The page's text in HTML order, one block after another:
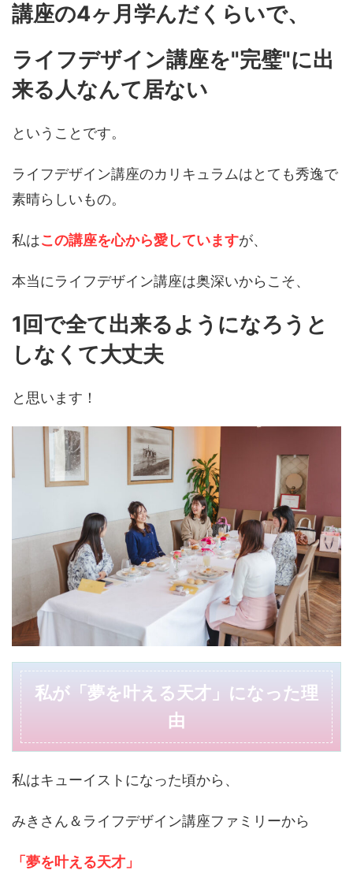
講座の4ヶ月学んだくらいで、
ライフデザイン講座を"完璧"に出
来る人なんて居ない
ということです。
ライフデザイン講座のカリキュラムはとても秀逸で
素晴らしいもの。
私はこの講座を心から愛していますが、
本当にライフデザイン講座は奥深いからこそ、
1回で全て出来るようになろうと
しなくて大丈夫
と思います！
私が「夢を叶える天才」になった理
由
私はキューイストになった頃から、
みきさん＆ライフデザイン講座ファミリーから
「夢を叶える天才」